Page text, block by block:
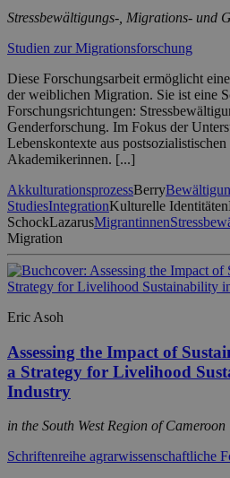
Stressbewältigungs-, Migrations- und
Studien zur Migrationsforschung
Diese Forschungsarbeit ermöglicht
der weiblichen Migration. Sie ist eine
Forschungsrichtungen:
Genderforschung. Im Fokus der
Lebenskontexte aus
Akademikerinnen. [...]
AkkulturationsprozessBerry
StudiesIntegrationKulturelle Identitäten
SchockLazarusMigrantinnen
Migration
Eric Asoh
Assessing the Impact of
a Strategy for Livelihood
Industry
in the South West Region of Cameroon
Schriftenreihe agrarwissenschaftliche